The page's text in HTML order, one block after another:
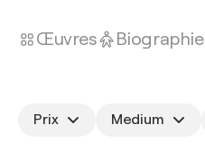
Œuvres Biographie
Prix Medium